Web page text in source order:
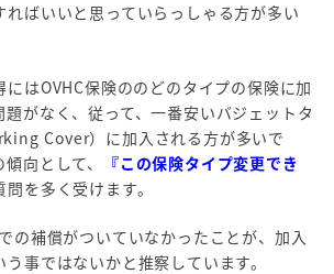
ればいいと思っていらっしゃる方が多い
にはOVHC保険ののどのタイプの保険に加
題がなく、従って、一番安いバジェットタ
Cover）に加入される方が多いで
向として、
『この保険タイプ変更でき
問を多く受けます。
の補償がついていなかったことが、加入
事ではないかと推察しています。